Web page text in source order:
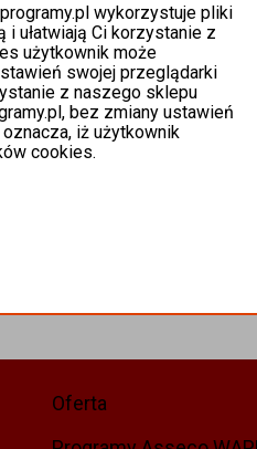
Oferta
wykorzystuje pliki
ułatwiają Ci korzystanie z
użytkownik może
swojej przeglądarki
z naszego sklepu
bez zmiany ustawień
iż użytkownik
cookies.